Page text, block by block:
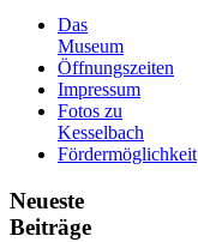
Das
Museum
Öffnungszeiten
Impressum
Fotos zu
Kesselbach
Fördermöglichkeit
Neueste
Beiträge